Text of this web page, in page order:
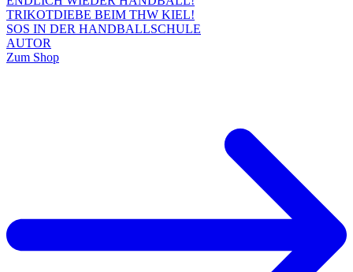
TRIKOTDIEBE BEIM THW KIEL!
SOS IN DER HANDBALLSCHULE
AUTOR
Zum Shop